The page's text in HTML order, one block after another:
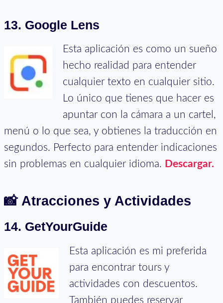
13. Google Lens
Esta aplicación es como un sueño
hecho realidad para entender
cualquier texto en cualquier sitio.
Lo único que tienes que hacer es
apuntar con la cámara a un cartel,
menú o lo que sea, y obtienes la traducción en
segundos. Perfecto para entender indicaciones
sin problemas en cualquier idioma. Descargar.
📸 Atracciones y Actividades
14. GetYourGuide
Esta aplicación es mi preferida
para encontrar tours y
actividades con descuentos.
También puedes reservar